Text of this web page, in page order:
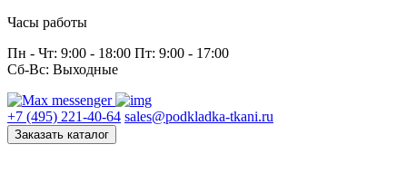
Часы работы
Пн - Чт: 9:00 - 18:00 Пт: 9:00 - 17:00
Сб-Вс: Выходные
+7 (495) 221-40-64 sales@podkladka-tkani.ru
Заказать каталог